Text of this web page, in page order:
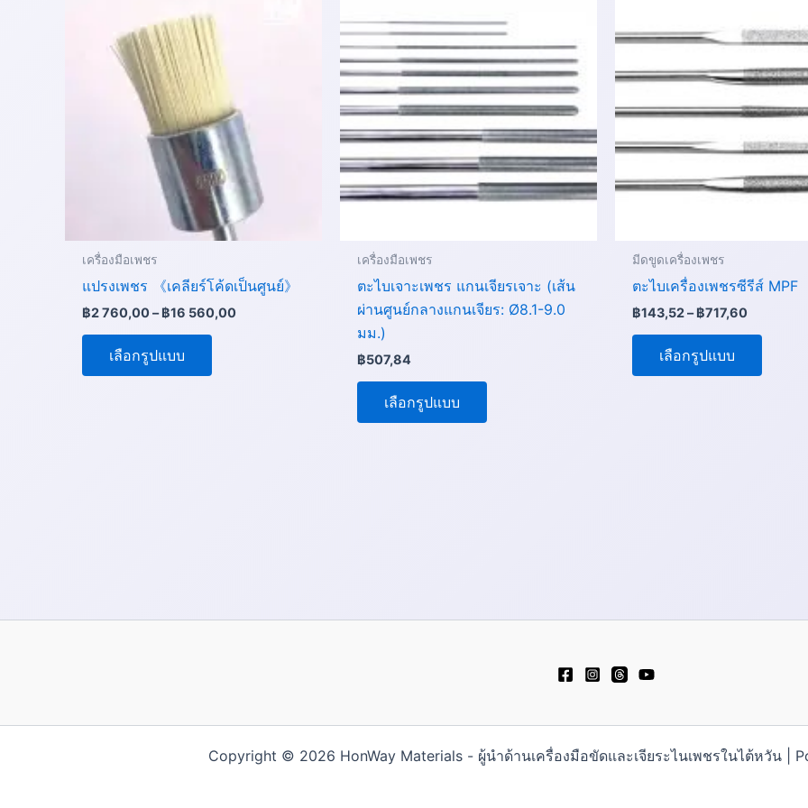
เครื่องมือเพชร
แปรงเพชร 《เคลียร์โค้ดเป็นศูนย์》
฿2 760,00– ฿16 560,00
เลือกรูปแบบ
product
has
multiple
The
options
may
be
chosen
on
product
เครื่องมือเพชร
ตะไบเจาะเพชร แกนเจียรเจาะ (เส้น
ผ่านศูนย์กลางแกนเจียร: Ø8.1-9.0
มม.)
฿507,84
เลือกรูปแบบ
product
has
multiple
variants.
The
options
may
be
chosen
product
page
มีดขูดเครื่องเพชร
ตะไบเครื่องเพชรซีรีส์ MPF
฿143,52– ฿717,60
through
เลือกรูปแบบ
has
The
may
be
Copyright © 2026 HonWay Materials - ผู้นำด้านเครื่องมือขัดและเจียระไนเพชรในไต้หวัน |